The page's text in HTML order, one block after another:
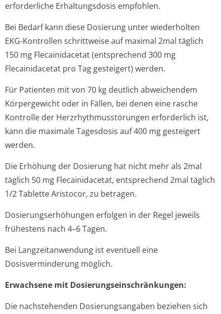
erforderliche Erhaltungsdosis empfohlen.
Bei Bedarf kann diese Dosierung unter wiederholten
EKG-Kontrollen schrittweise auf maximal 2mal täglich
150 mg Flecainidacetat (entsprechend 300 mg
Flecainidacetat pro Tag gesteigert) werden.
Für Patienten mit von 70 kg deutlich abweichendem
Körpergewicht oder in Fällen, bei denen eine rasche
Kontrolle der Herzrhythmusstörun­gen erforderlich ist,
kann die maximale Tagesdosis auf 400 mg gesteigert
werden.
Die Erhöhung der Dosierung hat nicht mehr als 2mal
täglich 50 mg Flecainidacetat, entsprechend 2mal täglich
1/2 Tablette Aristocor, zu betragen.
Dosierungserhöhun­gen erfolgen in der Regel jeweils
frühestens nach 4–6 Tagen.
Bei Langzeitanwendung ist eventuell eine
Dosisverminderung möglich.
Erwachsene mit Dosierungsein­schränkungen:
Die nachstehenden Dosierungsangaben beziehen sich